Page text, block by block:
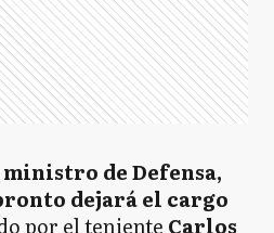
ministro de Defensa,
dejará el cargo
por el teniente Carlos